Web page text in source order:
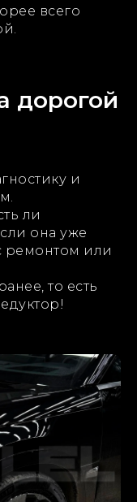
всего
дорогой
и
ли
она уже
ремонтом или
то есть